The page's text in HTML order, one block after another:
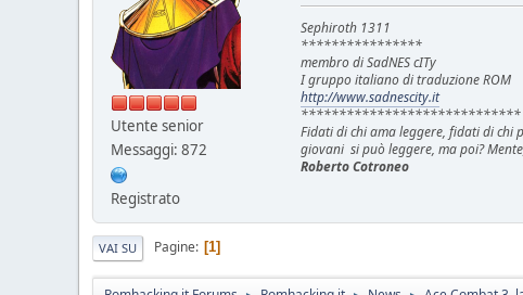
Utente senior
Messaggi: 872
Registrato
Sephiroth 1311
****************
membro di SadNES cITy
I gruppo italiano di traduzione ROM
http://www.sadnescity.it
*****************************
Fidati di chi ama leggere, fidati di chi
giovani si può leggere, ma poi?
Roberto Cotroneo
VAI SU Pagine 1